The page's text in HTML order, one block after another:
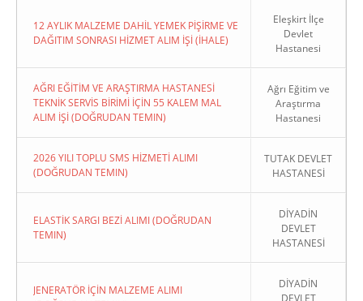
12 AYLIK MALZEME DAHİL YEMEK PİŞİRME VE
DAĞITIM SONRASI HİZMET ALIM İŞİ (İHALE)
Eleşkirt İlçe
Devlet
Hastanesi
AĞRI EĞİTİM VE ARAŞTIRMA HASTANESİ
TEKNİK SERVİS BİRİMİ İÇİN 55 KALEM MAL
ALIM İŞİ (DOĞRUDAN TEMIN)
Ağrı Eğitim ve
Araştırma
Hastanesi
2026 YILI TOPLU SMS HİZMETİ ALIMI
(DOĞRUDAN TEMIN)
TUTAK DEVLET
HASTANESİ
ELASTİK SARGI BEZİ ALIMI (DOĞRUDAN
TEMIN)
DİYADİN
DEVLET
HASTANESİ
JENERATÖR İÇİN MALZEME ALIMI
DİYADİN
DEVLET